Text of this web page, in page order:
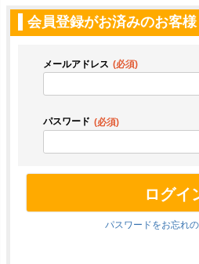
会員登録がお済みのお客様
メールアドレス (必須)
パスワード (必須)
ログイ
パスワードをお忘れ